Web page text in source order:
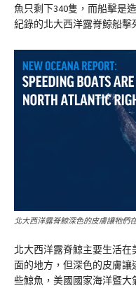
魚只剩下340隻，而船擊是
紀錄的北大西洋露脊鯨船擊
北大西洋露脊鯨深色的皮膚讓牠
北大西洋露脊鯨主要生活
面的地方，但深色的皮膚
些鯨魚，美國國家海洋暨大